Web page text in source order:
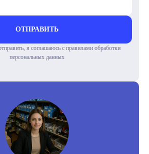
ОТПРАВИТЬ
я соглашаюсь с правилами обработки
персональных данных